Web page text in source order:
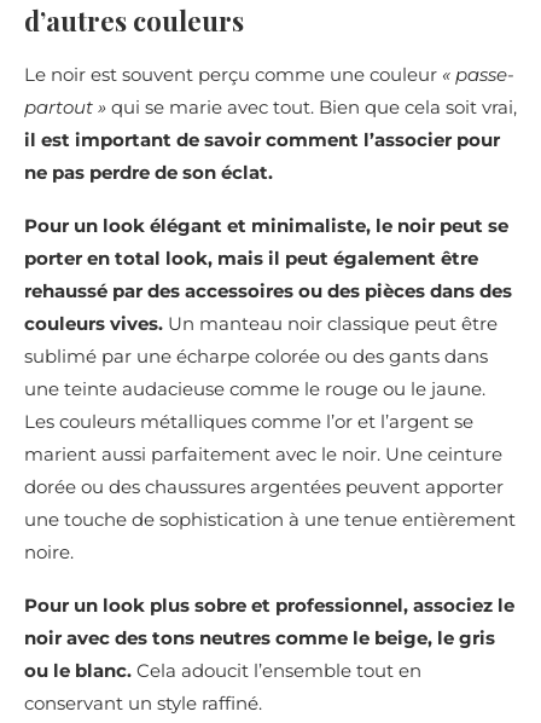
d’autres couleurs
Le noir est souvent perçu comme une couleur « passe-
partout » qui se marie avec tout. Bien que cela soit vrai,
il est important de savoir comment l’associer pour
ne pas perdre de son éclat.
Pour un look élégant et minimaliste, le noir peut se
porter en total look, mais il peut également être
rehaussé par des accessoires ou des pièces dans des
couleurs vives. Un manteau noir classique peut être
sublimé par une écharpe colorée ou des gants dans
une teinte audacieuse comme le rouge ou le jaune.
Les couleurs métalliques comme l’or et l’argent se
marient aussi parfaitement avec le noir. Une ceinture
dorée ou des chaussures argentées peuvent apporter
une touche de sophistication à une tenue entièrement
noire.
Pour un look plus sobre et professionnel, associez le
noir avec des tons neutres comme le beige, le gris
ou le blanc. Cela adoucit l’ensemble tout en
conservant un style raffiné.